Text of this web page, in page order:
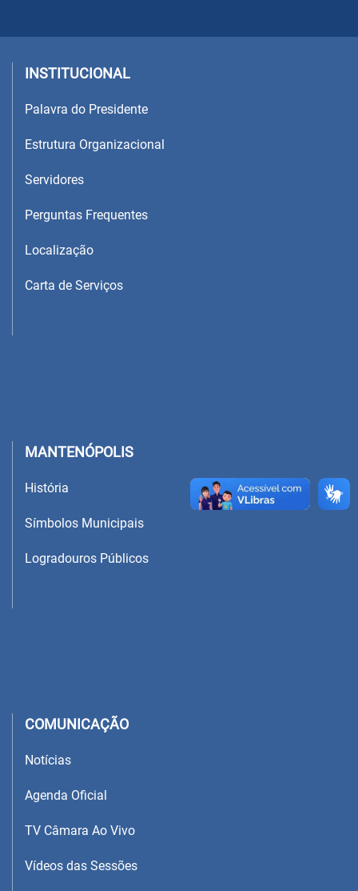
INSTITUCIONAL
Palavra do Presidente
Estrutura Organizacional
Servidores
Perguntas Frequentes
Localização
Carta de Serviços
MANTENÓPOLIS
História
Símbolos Municipais
Logradouros Públicos
COMUNICAÇÃO
Notícias
Agenda Oficial
TV Câmara Ao Vivo
Vídeos das Sessões